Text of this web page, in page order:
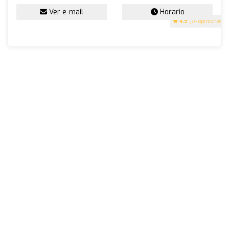
4.9 (74 opiniones)
Ver e-mail Horario